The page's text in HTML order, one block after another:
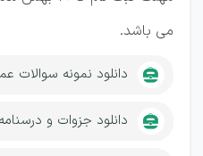
می باشد.
دانلود نمونه سوالات
دانلود جزوات و